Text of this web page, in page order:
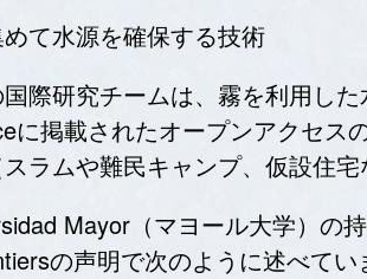
て水源を確保する技術
際研究チームは、霧を利用し
に掲載されたオープンアクセス
ラムや難民キャンプ、仮設住
Mayor（マヨール大学）の
の声明で次のように述べてい